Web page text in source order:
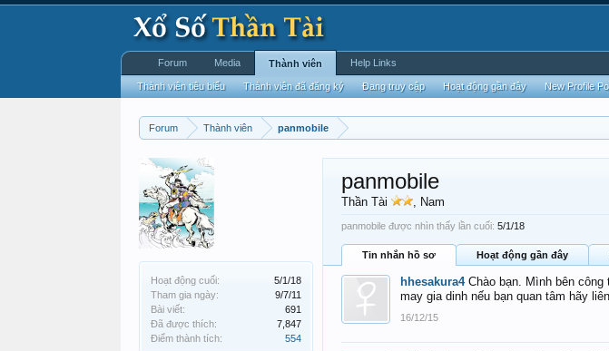
Forum Thành viên panmobile
Hoạt động cuối:
5/1/18
Tham gia ngày:
9/7/11
Bài viết:
691
Đã được thích:
7,847
Điểm thành tích:
554
panmobile
Thần Tài , Nam
panmobile được nhìn thấy lần cuối: 5/1/18
Tin nhắn hồ sơ Hoạt động gần đây
hhesakura4 Chào bạn. Mình bên
may gia dinh nếu bạn quan tâm hãy
16/12/15
Forum Media Thành viên
Thành viên tiêu biểu Thành viên đã đăng ký Đang truy cập Hoạt động gần đây New Profile
Help Links